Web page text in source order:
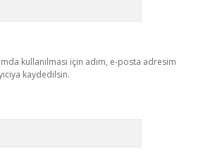
kullanılması için adım, e-posta adresim
kaydedilsin.